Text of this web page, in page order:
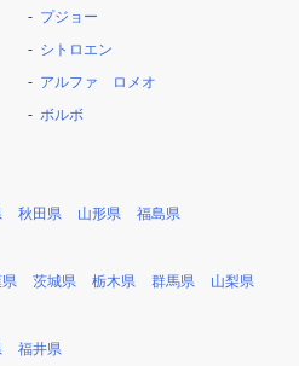
プジョー
シトロエン
アルファ ロメオ
ボルボ
秋田県 山形県 福島県
茨城県 栃木県 群馬県 山梨県
福井県